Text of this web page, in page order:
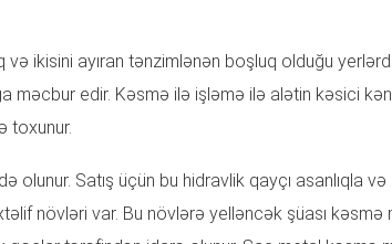
və ikisini ayıran tənzimlənən boşluq olduğu
məcbur edir. Kəsmə ilə işləmə ilə alətin kəsici
toxunur.
olunur. Satış üçün bu hidravlik qayçı asanlıqla
növləri var. Bu növlərə yelləncək şüası kəsmə